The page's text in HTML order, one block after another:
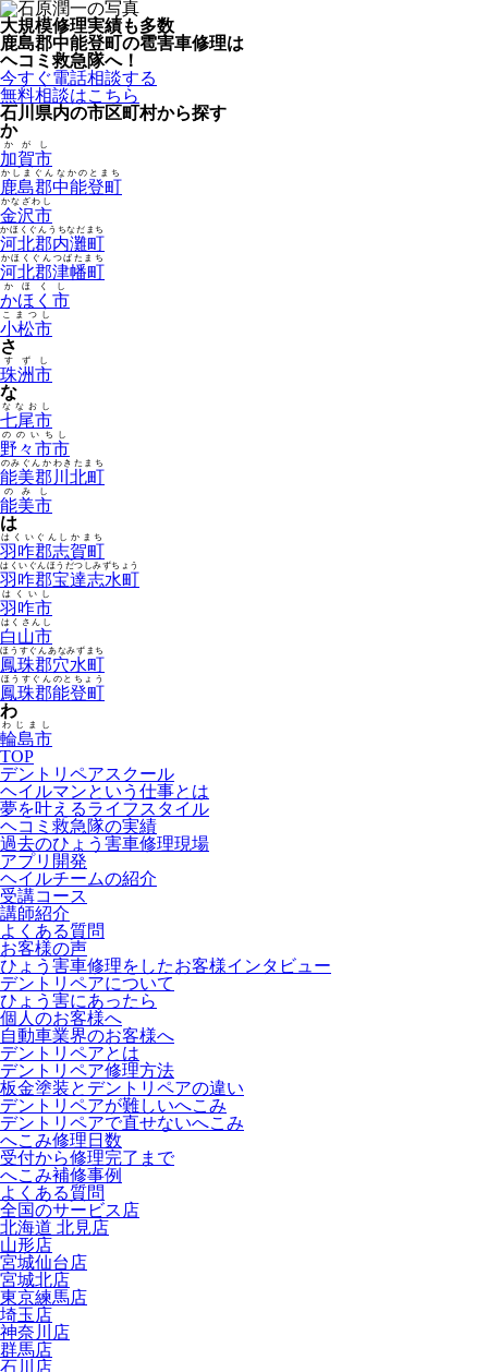
大規模修理実績も多数
鹿島郡中能登町の雹害車修理は
ヘコミ救急隊へ！
今すぐ電話相談する
無料相談はこちら
石川県内の市区町村から探す
か
加賀市
かがし
鹿島郡中能登町
かしまぐんなかのとまち
金沢市
かなざわし
河北郡内灘町
かほくぐんうちなだまち
河北郡津幡町
かほくぐんつばたまち
かほく市
かほくし
小松市
こまつし
さ
珠洲市
すずし
な
七尾市
ななおし
野々市市
ののいちし
能美郡川北町
のみぐんかわきたまち
能美市
のみし
は
羽咋郡志賀町
はくいぐんしかまち
羽咋郡宝達志水町
はくいぐんほうだつしみずちょう
羽咋市
はくいし
白山市
はくさんし
鳳珠郡穴水町
ほうすぐんあなみずまち
鳳珠郡能登町
ほうすぐんのとちょう
わ
輪島市
わじまし
TOP
デントリペアスクール
ヘイルマンという仕事とは
夢を叶えるライフスタイル
ヘコミ救急隊の実績
過去のひょう害車修理現場
アプリ開発
ヘイルチームの紹介
受講コース
講師紹介
よくある質問
お客様の声
ひょう害車修理をしたお客様インタビュー
デントリペアについて
ひょう害にあったら
個人のお客様へ
自動車業界のお客様へ
デントリペアとは
デントリペア修理方法
板金塗装とデントリペアの違い
デントリペアが難しいへこみ
デントリペアで直せないへこみ
へこみ修理日数
受付から修理完了まで
へこみ補修事例
よくある質問
全国のサービス店
北海道 北見店
山形店
宮城仙台店
宮城北店
東京練馬店
埼玉店
神奈川店
群馬店
石川店